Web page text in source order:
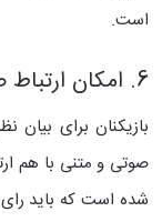
است.
6. امکان ارتباط صوتی و متنی
بازیکنان برای
صوتی و متنی با هم
شده است که باید